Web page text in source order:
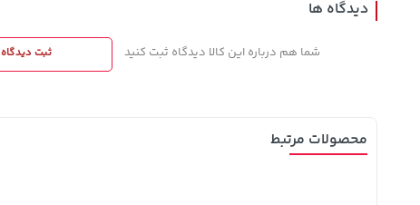
دیدگاه ها
شما هم درباره این کالا دیدگاه ثبت کنید ثبت دیدگاه
محصولات مرتبط